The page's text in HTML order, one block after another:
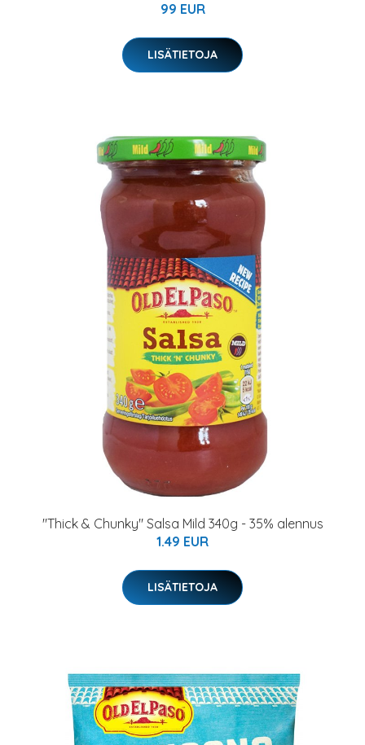
99 EUR
LISÄTIETOJA
"Thick & Chunky" Salsa Mild 340g - 35% alennus
1.49 EUR
LISÄTIETOJA